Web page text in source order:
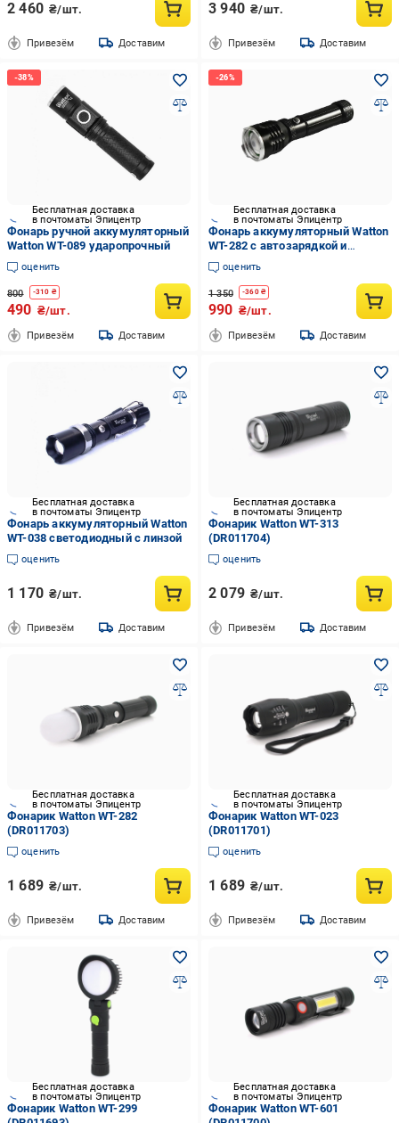
2 460 ₴/шт.
Привезём Доставим
3 940 ₴/шт.
Привезём Доставим
Бесплатная доставка
в почтоматы Эпицентр
Фонарь ручной аккумуляторный
Watton WT-089 ударопрочный
оценить
800 -310 ₴
490 ₴/шт.
Привезём Доставим
Бесплатная доставка
в почтоматы Эпицентр
Фонарь аккумуляторный Watton
WT-282 с автозарядкой и
зарядкой от сети
оценить
1 350 -360₴
990 ₴/шт.
Привезём Доставим
Бесплатная доставка
в почтоматы Эпицентр
Фонарь аккумуляторный Watton
WT-038 светодиодный с линзой
оценить
1 170 ₴/шт.
Привезём Доставим
Бесплатная доставка
в почтоматы Эпицентр
Фонарик Watton WT-313
(DR011704)
оценить
2 079 ₴/шт.
Привезём Доставим
Бесплатная доставка
в почтоматы Эпицентр
Фонарик Watton WT-282
(DR011703)
оценить
1 689 ₴/шт.
Привезём Доставим
Бесплатная доставка
в почтоматы Эпицентр
Фонарик Watton WT-023
(DR011701)
оценить
1 689 ₴/шт.
Привезём Доставим
Бесплатная доставка
в почтоматы Эпицентр
Фонарик Watton WT-299
Бесплатная доставка
в почтоматы Эпицентр
Фонарик Watton WT-601